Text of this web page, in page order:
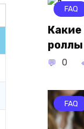
FAQ
0
FAQ